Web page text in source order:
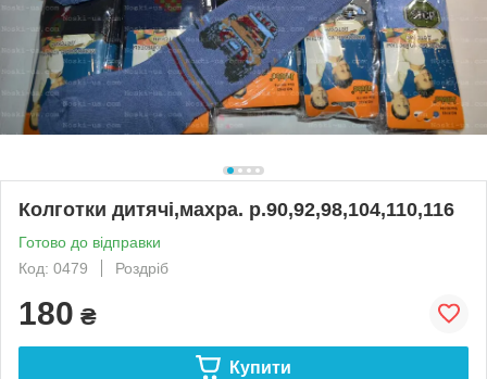
Колготки дитячі,махра. р.90,92,98,104,110,116
Готово до відправки
Код: 0479
Роздріб
180 ₴
Купити